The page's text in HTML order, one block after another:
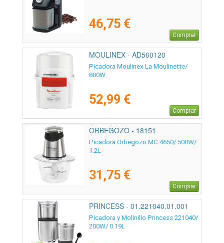
46,75 €
Comprar
MOULINEX - AD560120
Picadora Moulinex La Moulinette/
800W
52,99 €
Comprar
ORBEGOZO - 18151
Picadora Orbegozo MC 4650/ 500W/
1.2L
31,75 €
Comprar
PRINCESS - 01.221040.01.001
Picadora y Molinillo Princess 221040/
200W/ 0.19L